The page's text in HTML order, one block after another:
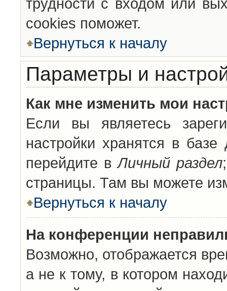
cookies поможет.
Вернуться к началу
Параметры и
Как мне изменить мои
Если вы являетесь
настройки хранятся в
перейдите вЛичный раздел
страницы. Там вы можете
Вернуться к началу
На конференции
Возможно, отображается
а не к тому, в котором